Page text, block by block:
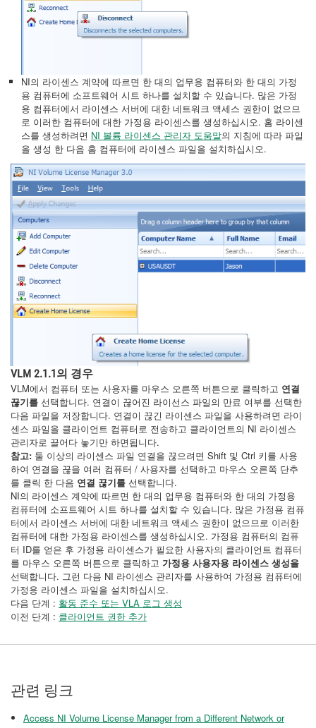
NI의 라이센스 계약에 따르면 한 대의 업무용 컴퓨터와 한 대의 가정
용 컴퓨터에 소프트웨어 시트 하나를 설치할 수 있습니다. 많은 가정
용 컴퓨터에서 라이센스 서버에 대한 네트워크 액세스 권한이 없으므
로 이러한 컴퓨터에 대한 가정용 라이센스를 생성하십시오. 홈 라이센
스를 생성하려면 NI 볼륨 라이센스 관리자 도움말의 지침에 따라 파일
을 생성 한 다음 홈 컴퓨터에 라이센스 파일을 설치하십시오.
VLM 2.1.1의 경우
VLM에서 컴퓨터 또는 사용자를 마우스 오른쪽 버튼으로 클릭하고 연결
끊기를 선택합니다. 연결이 끊어진 라이선스 파일의 만료 여부를 선택한
다음 파일을 저장합니다. 연결이 끊긴 라이센스 파일을 사용하려면 라이
센스 파일을 클라이언트 컴퓨터로 전송하고 클라이언트의 NI 라이센스
관리자로 끌어다 놓기만 하면됩니다.
참고: 둘 이상의 라이센스 파일 연결을 끊으려면 Shift 및 Ctrl 키를 사용
하여 연결을 끊을 여러 컴퓨터 / 사용자를 선택하고 마우스 오른쪽 단추
를 클릭 한 다음 연결 끊기를 선택합니다.
NI의 라이센스 계약에 따르면 한 대의 업무용 컴퓨터와 한 대의 가정용
컴퓨터에 소프트웨어 시트 하나를 설치할 수 있습니다. 많은 가정용 컴퓨
터에서 라이센스 서버에 대한 네트워크 액세스 권한이 없으므로 이러한
컴퓨터에 대한 가정용 라이센스를 생성하십시오. 가정용 컴퓨터의 컴퓨
터 ID를 얻은 후 가정용 라이센스가 필요한 사용자의 클라이언트 컴퓨터
를 마우스 오른쪽 버튼으로 클릭하고 가정용 사용자용 라이센스 생성을
선택합니다. 그런 다음 NI 라이센스 관리자를 사용하여 가정용 컴퓨터에
가정용 라이센스 파일을 설치하십시오.
다음 단계 : 활동 준수 또는 VLA 로그 생성
이전 단계 : 클라이언트 권한 추가
관련 링크
Access NI Volume License Manager from a Different Network or